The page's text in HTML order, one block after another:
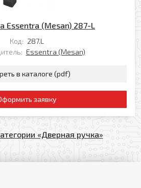
Essentra (Mesan) 287-L
Код: 287.L
Essentra (Mesan)
в каталоге (pdf)
заявку
«Дверная ручка»